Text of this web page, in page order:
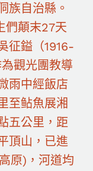
族自治縣。
們顛末27天
征鎰（1916-
觀光團教導
雨中經飯店
至鲇魚展湘
五公里，距
頂山，已進
原)，河道均